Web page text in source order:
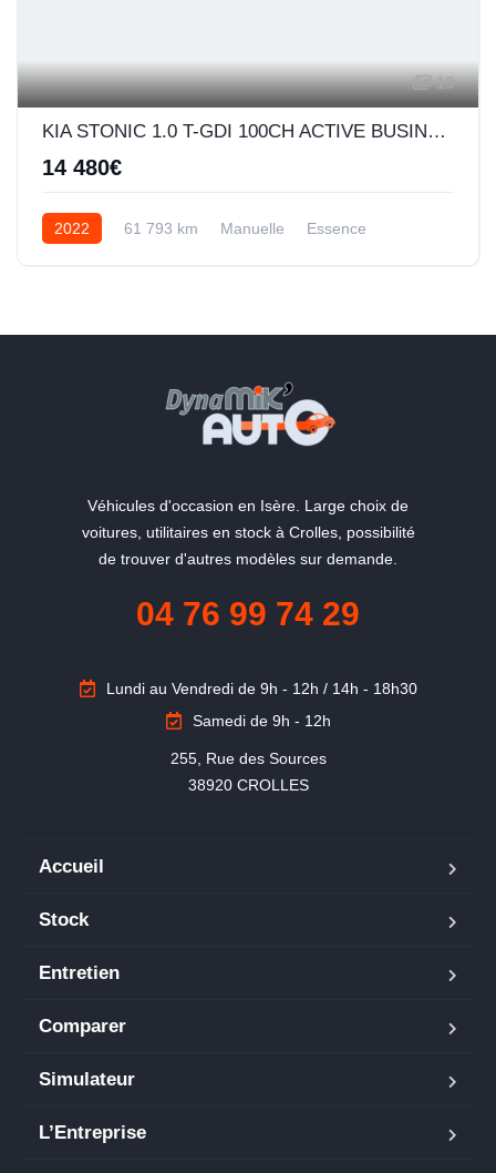
10
KIA STONIC 1.0 T-GDI 100CH ACTIVE BUSINESS
14 480€
2022 61 793 km Manuelle Essence
Véhicules d'occasion en Isère. Large choix de
voitures, utilitaires en stock à Crolles, possibilité
de trouver d'autres modèles sur demande.
04 76 99 74 29
Lundi au Vendredi de 9h - 12h / 14h - 18h30
Samedi de 9h - 12h
255, Rue des Sources
38920 CROLLES
Accueil
Stock
Entretien
Comparer
Simulateur
L’Entreprise